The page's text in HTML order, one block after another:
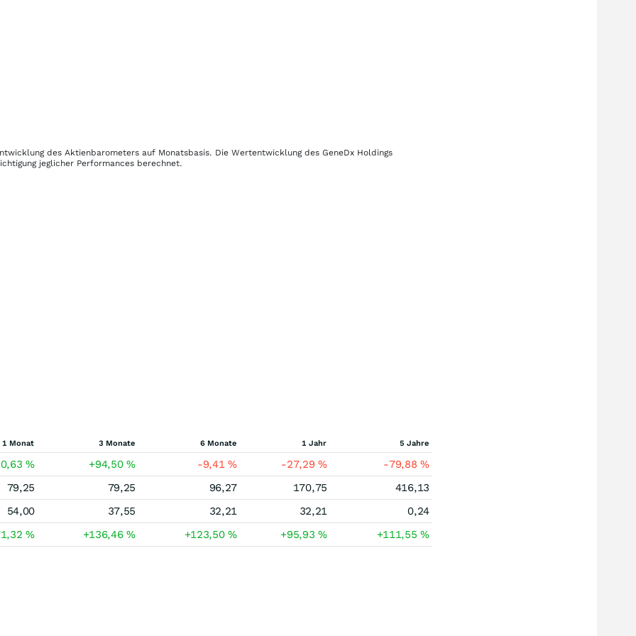
des Aktienbarometers auf Monatsbasis. Die Wertentwicklung des GeneDx Holdings
jeglicher Performances berechnet.
1 Monat 3 Monate 6 Monate 1 Jahr 5 Jahre
% +94,50% -9,41% -27,29% -79,88%
79,25
79,25 96,27 170,75
416,13
54,00
37,55 32,21 32,21
0,24
% +136,46% +123,50% +95,93% +111,55%